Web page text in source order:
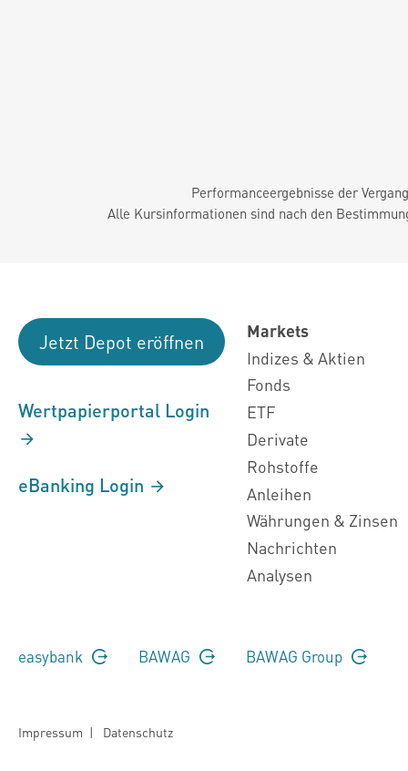
Performanceergebnisse der
Alle Kursinformationen sind nach den
Jetzt Depot eröffnen
Wertpapierportal Login
eBanking Login
Markets
Indizes & Aktien
Fonds
ETF
Derivate
Rohstoffe
Anleihen
Währungen & Zinsen
Nachrichten
Analysen
easybank BAWAG BAWAG Group
Impressum | Datenschutz